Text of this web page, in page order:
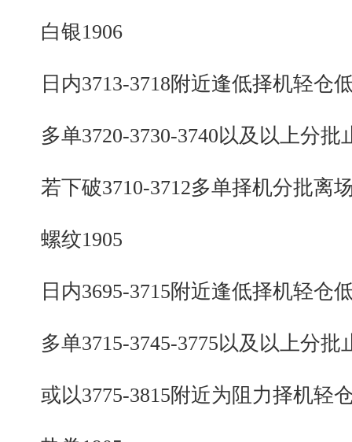
白银1906
日内3713-3718附近逢低择机轻仓
多单3720-3730-3740以及以上分批
若下破3710-3712多单择机分批离
螺纹1905
日内3695-3715附近逢低择机轻仓
多单3715-3745-3775以及以上分批
或以3775-3815附近为阻力择机轻